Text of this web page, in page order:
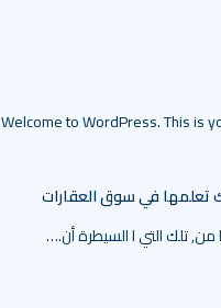
Welcome to WordPress. This is
تعلمها في سوق العقارات
من, تلك التي ا السيطرة أن.…